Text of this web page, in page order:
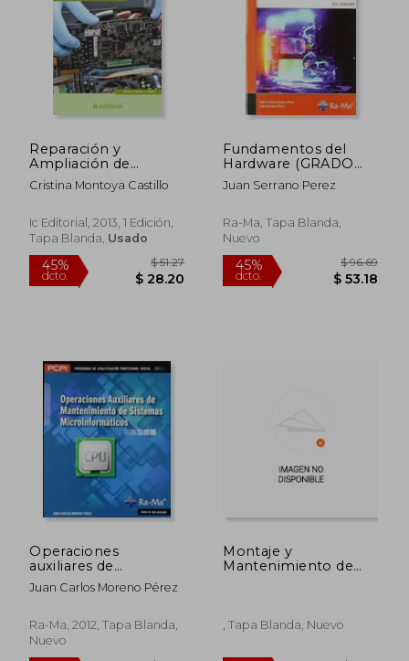
Reparación y
Ampliación de
Equipos y
Componentes
Microinformáticos.
Ifct0309 - Montaje y
Sistemas
Microinformáticos
Cristina Montoya Castillo
Ic Editorial, 2013, 1 Edición,
Tapa Blanda, Usado
45%
dcto. $ 28.20
Fundamentos del
Hardware (GRADO
SUP.).
Juan Serrano Perez
Ra-Ma, Tapa Blanda,
Nuevo
Operaciones
auxiliares de
mantenimiento de
sistemas
(MF1208_1)
Juan Carlos Moreno Pérez
Ra-Ma, 2012, Tapa Blanda,
Nuevo
Montaje y
Mantenimiento de
, Tapa Blanda, Nuevo